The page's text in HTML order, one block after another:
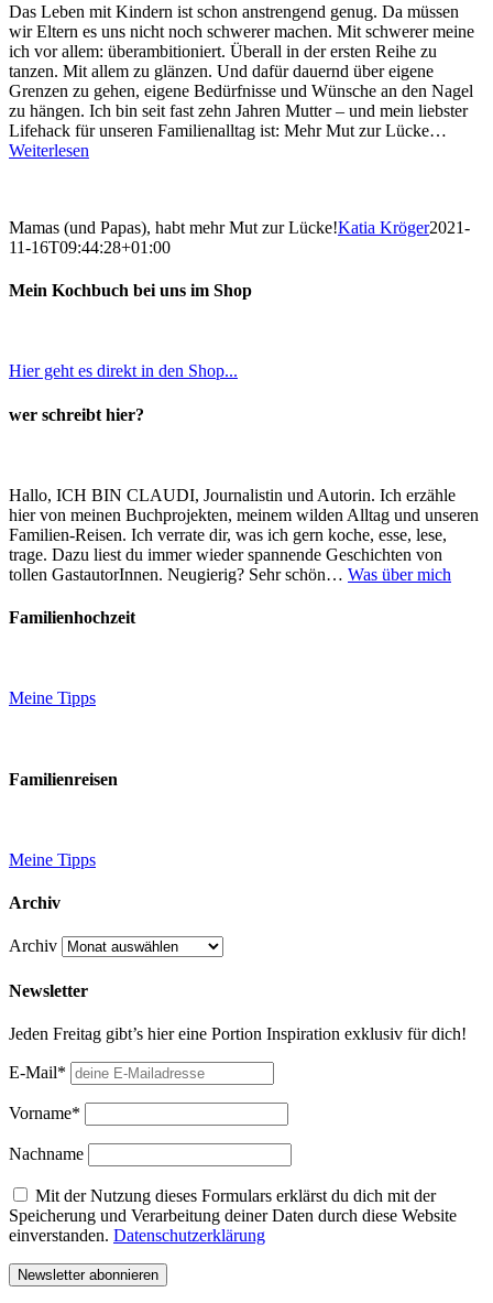
Das Leben mit Kindern ist schon anstrengend genug. Da müssen
wir Eltern es uns nicht noch schwerer machen. Mit schwerer meine
ich vor allem: überambitioniert. Überall in der ersten Reihe zu
tanzen. Mit allem zu glänzen. Und dafür dauernd über eigene
Grenzen zu gehen, eigene Bedürfnisse und Wünsche an den Nagel
zu hängen. Ich bin seit fast zehn Jahren Mutter – und mein liebster
Lifehack für unseren Familienalltag ist: Mehr Mut zur Lücke…
Weiterlesen
Mamas (und Papas), habt mehr Mut zur Lücke!Katia Kröger2021-
11-16T09:44:28+01:00
Mein Kochbuch bei uns im Shop
Hier geht es direkt in den Shop...
wer schreibt hier?
Hallo, ICH BIN CLAUDI, Journalistin und Autorin. Ich erzähle
hier von meinen Buchprojekten, meinem wilden Alltag und unseren
Familien-Reisen. Ich verrate dir, was ich gern koche, esse, lese,
trage. Dazu liest du immer wieder spannende Geschichten von
tollen GastautorInnen. Neugierig? Sehr schön… Was über mich
Familienhochzeit
Meine Tipps
Familienreisen
Meine Tipps
Archiv
Archiv
Newsletter
Jeden Freitag gibt’s hier eine Portion Inspiration exklusiv für dich!
E-Mail*
Vorname*
Nachname
Mit der Nutzung dieses Formulars erklärst du dich mit der
Speicherung und Verarbeitung deiner Daten durch diese Website
einverstanden. Datenschutzerklärung